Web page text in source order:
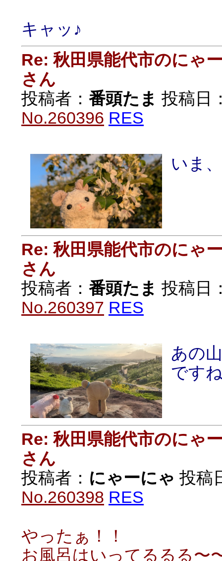
キャッ♪
Re: 秋田県能代市のにゃ
さん
投稿者： 番頭たま 投稿日
No.260396 RES
いま
Re: 秋田県能代市のにゃ
さん
投稿者： 番頭たま 投稿日
No.260397 RES
あの
です
Re: 秋田県能代市のにゃ
さん
投稿者： にゃーにゃ 投稿
No.260398 RES
やったぁ！！
お風呂はいってるるる〜